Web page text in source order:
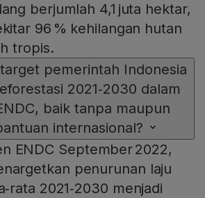
berjumlah 4,1 juta hektar,
96 % kehilangan hutan
tropis.
pemerintah Indonesia
2021‑2030 dalam
baik tanpa maupun
internasional?
ENDC September 2022,
penurunan laju
2021‑2030 menjadi